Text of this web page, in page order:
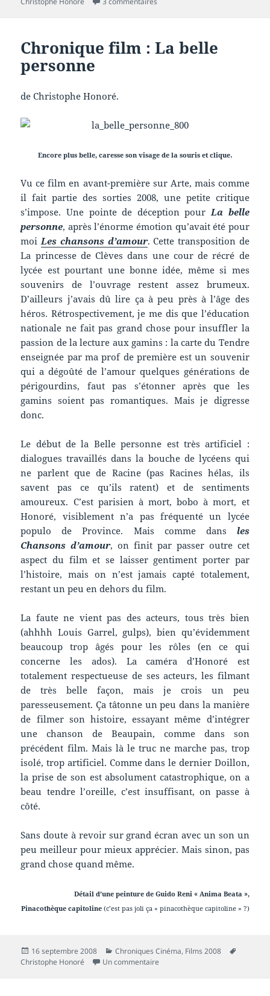
Chronique film : La belle
personne
de Christophe Honoré.
Encore plus belle, caresse son visage de la souris et clique.
Vu ce film en avant-première sur Arte, mais comme
il fait partie des sorties 2008, une petite critique
s’impose. Une pointe de déception pour La belle
personne, après l’énorme émotion qu’avait été pour
moi Les chansons d’amour. Cette transposition de
La princesse de Clèves dans une cour de récré de
lycée est pourtant une bonne idée, même si mes
souvenirs de l’ouvrage restent assez brumeux.
D’ailleurs j’avais dû lire ça à peu près à l’âge des
héros. Rétrospectivement, je me dis que l’éducation
nationale ne fait pas grand chose pour insuffler la
passion de la lecture aux gamins : la carte du Tendre
enseignée par ma prof de première est un souvenir
qui a dégoûté de l’amour quelques générations de
périgourdins, faut pas s’étonner après que les
gamins soient pas romantiques. Mais je digresse
donc.
Le début de la Belle personne est très artificiel :
dialogues travaillés dans la bouche de lycéens qui
ne parlent que de Racine (pas Racines hélas, ils
savent pas ce qu’ils ratent) et de sentiments
amoureux. C’est parisien à mort, bobo à mort, et
Honoré, visiblement n’a pas fréquenté un lycée
populo de Province. Mais comme dans les
Chansons d’amour, on finit par passer outre cet
aspect du film et se laisser gentiment porter par
l’histoire, mais on n’est jamais capté totalement,
restant un peu en dehors du film.
La faute ne vient pas des acteurs, tous très bien
(ahhhh Louis Garrel, gulps), bien qu’évidemment
beaucoup trop âgés pour les rôles (en ce qui
concerne les ados). La caméra d’Honoré est
totalement respectueuse de ses acteurs, les filmant
de très belle façon, mais je crois un peu
paresseusement. Ça tâtonne un peu dans la manière
de filmer son histoire, essayant même d’intégrer
une chanson de Beaupain, comme dans son
précédent film. Mais là le truc ne marche pas, trop
isolé, trop artificiel. Comme dans le dernier Doillon,
la prise de son est absolument catastrophique, on a
beau tendre l’oreille, c’est insuffisant, on passe à
côté.
Sans doute à revoir sur grand écran avec un son un
peu meilleur pour mieux apprécier. Mais sinon, pas
grand chose quand même.
Détail d’une peinture de Guido Reni « Anima Beata »,
Pinacothèque capitoline(c’est pas joli ça « pinacothèque capitoline » ?)
Publié
le
16 septembre 2008 Catégories
Chroniques Cinéma, Films 2008
Christophe Honoré Un commentaire